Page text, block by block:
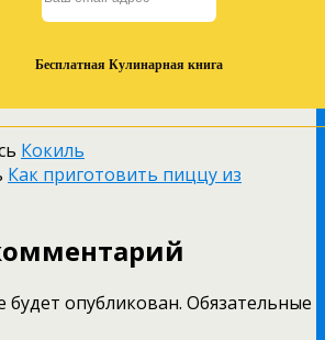
Кокиль
Как приготовить пиццу из
будет опубликован. Обязательные